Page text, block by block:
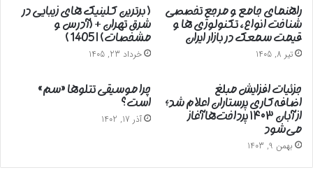
راهنمای جامع و مرجع تخصصی
شناخت انواع، تکنولوژی ها و
قیمت سمعک در بازار ایران
تیر 8, 1405
( برترین کلینیک های زیبایی در
شرق تهران + (آدرس و
مشخصات) | 1405 )
خرداد 23, 1405
جزئیات افزایش مبلغ
اضافه‌کاری پرستاران اعلام شد؛
از آبان ۱۴۰۳ پرداخت‌ها آغاز
می‌شود
بهمن 9, 1403
چرا موسیقی تتلوها «سم»
است؟
آذر 17, 1402